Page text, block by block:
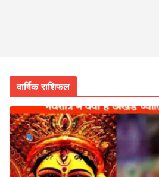
वार्षिक राशिफल